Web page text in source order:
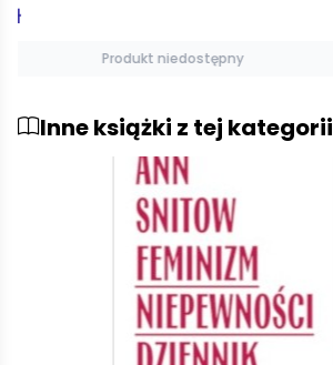
36,00 zł
Produkt niedostępny
Inne książki z tej kategorii